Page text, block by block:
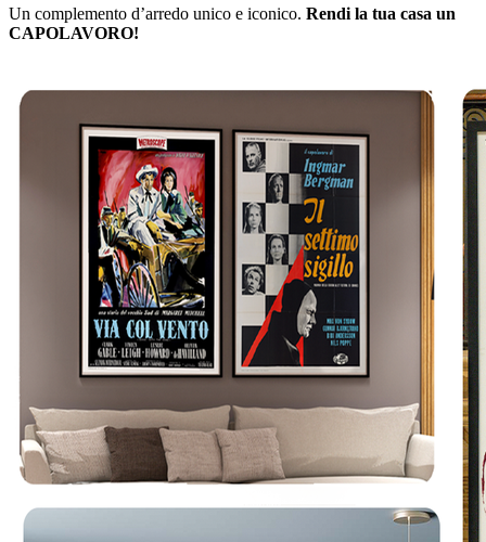
Un complemento d’arredo unico e iconico. Rendi la tua casa un
CAPOLAVORO!